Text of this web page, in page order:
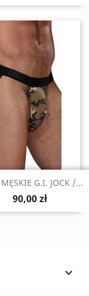
Szybki podgląd
G.I. JOCK /...
90,00 zł
